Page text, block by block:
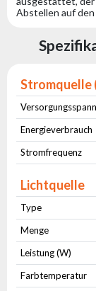
Abstellen auf
Stromquelle
Energieverbrauch
Stromfrequenz
Lichtquelle
Type
Menge
Leistung (W)
Farbtemperatur